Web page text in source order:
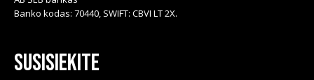
Banko kodas: 70440, SWIFT: CBVI LT 2X.
Susisiekite